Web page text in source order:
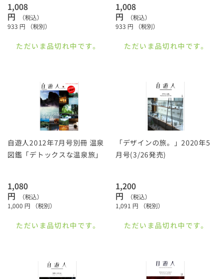
1,008
円
（税込）
933 円 （税別）
ただいま品切れ中です。
1,008
円
（税込）
933 円 （税別）
ただいま品切れ中です。
自遊人2012年7月号別冊 温泉
図鑑「デトックスな温泉旅」
1,080
円
（税込）
1,000 円 （税別）
ただいま品切れ中です。
「デザインの旅。」2020年5
月号(3/26発売)
1,200
円
（税込）
1,091 円 （税別）
ただいま品切れ中です。